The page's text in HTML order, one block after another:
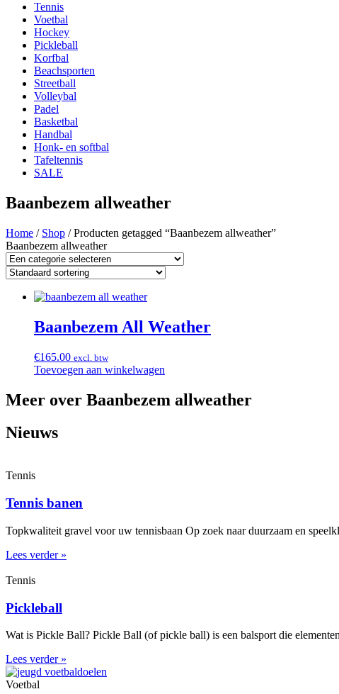
Tennis
Voetbal
Hockey
Pickleball
Korfbal
Beachsporten
Streetball
Volleybal
Padel
Basketbal
Handbal
Honk- en softbal
Tafeltennis
SALE
Baanbezem allweather
Home / Shop / Producten getagged “Baanbezem allweather”
Baanbezem allweather
Baanbezem All Weather
€165.00 excl. btw
Toevoegen aan winkelwagen
Meer over Baanbezem allweather
Nieuws
Tennis
Tennis banen
Topkwaliteit gravel voor uw tennisbaan Op zoek naar duurzaam en
Lees verder »
Tennis
Pickleball
Wat is Pickle Ball? Pickle Ball (of pickle ball) is een balsport die
Lees verder »
Voetbal